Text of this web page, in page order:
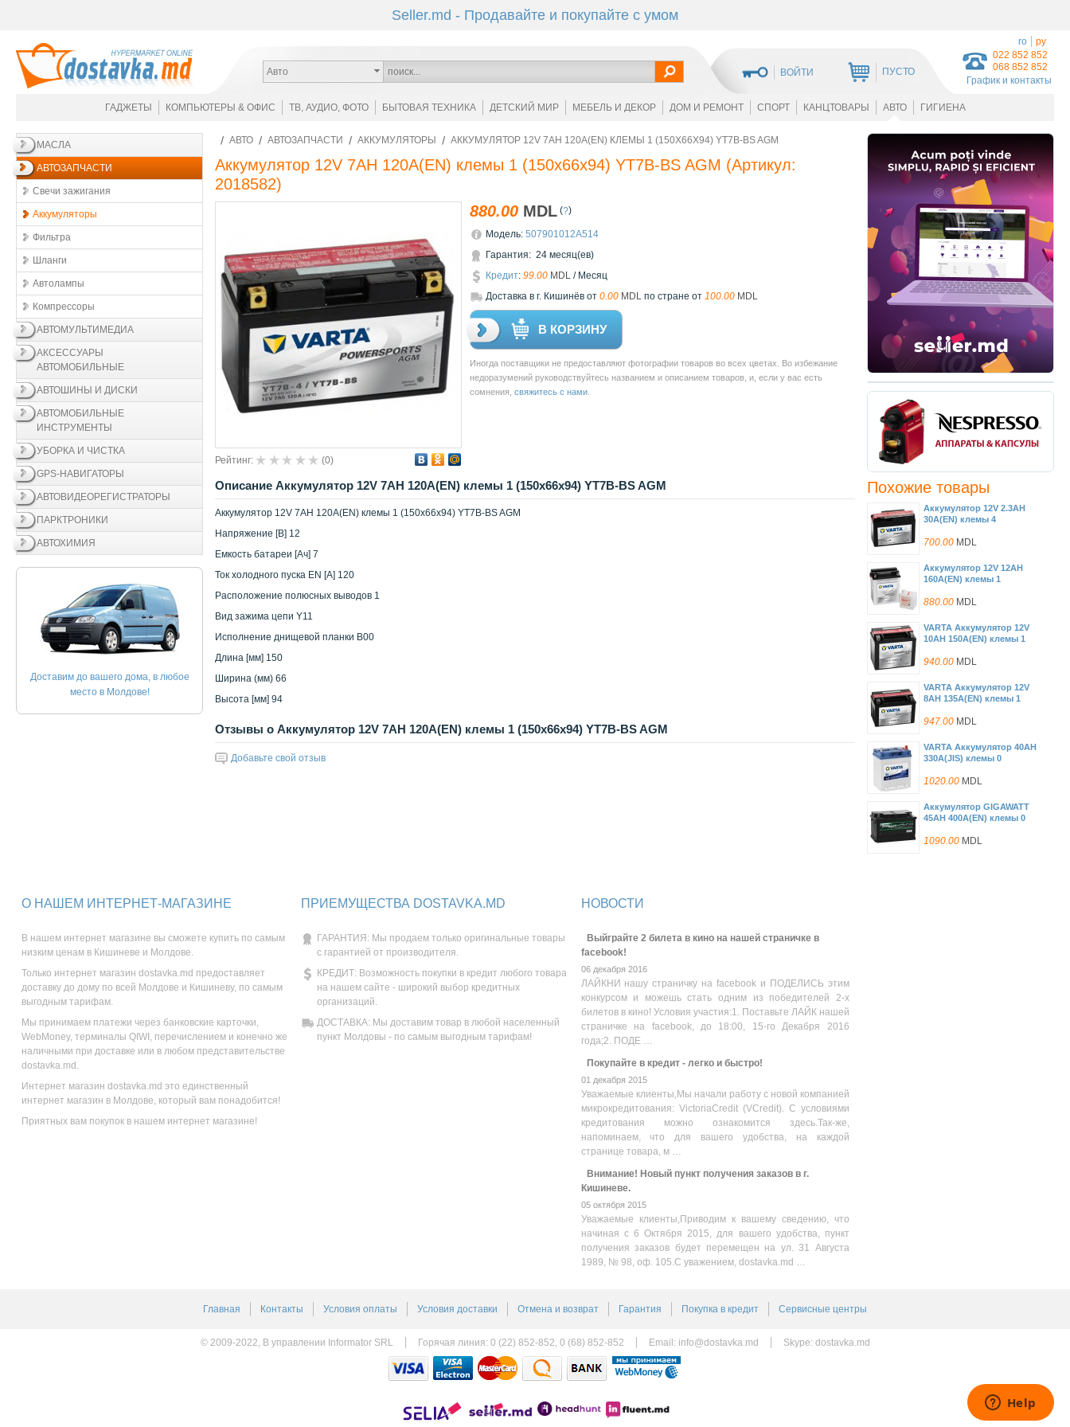
Seller.md - Продавайте и покупайте с умом
022 852 852
068 852 852
График и контакты
Авто ВОЙТИ ПУСТО
ro ру
ГАДЖЕТЫ КОМПЬЮТЕРЫ & ОФИС ТВ, АУДИО, ФОТО БЫТОВАЯ ТЕХНИКА ДЕТСКИЙ МИР МЕБЕЛЬ И ДЕКОР ДОМ И РЕМОНТ СПОРТ КАНЦТОВАРЫ АВТО ГИГИЕНА
МАСЛА
АВТОЗАПЧАСТИ
Свечи зажигания
Аккумуляторы
Фильтра
Шланги
Автолампы
Компрессоры
АВТОМУЛЬТИМЕДИА
АКСЕССУАРЫ
АВТОМОБИЛЬНЫЕ
АВТОШИНЫ И ДИСКИ
АВТОМОБИЛЬНЫЕ
ИНСТРУМЕНТЫ
УБОРКА И ЧИСТКА
GPS-НАВИГАТОРЫ
АВТОВИДЕОРЕГИСТРАТОРЫ
ПАРКТРОНИКИ
АВТОХИМИЯ
Доставим до вашего дома, в любое
место в Молдове!
Похожие товары
Аккумулятор 12V 2.3AH
30A(EN) клемы 4
700.00 MDL
Аккумулятор 12V 12AH
160A(EN) клемы 1
(12N12A-4A-1)
880.00 MDL
VARTA Аккумулятор 12V
10AH 150A(EN) клемы 1
AGM
940.00 MDL
VARTA Аккумулятор 12V
8AH 135A(EN) клемы 1
947.00 MDL
VARTA Аккумулятор 40AH
330A(JIS) клемы 0
тонкая клема
1020.00 MDL
Аккумулятор GIGAWATT
45AH 400A(EN) клемы 0
1090.00 MDL
АВТО АВТОЗАПЧАСТИ АККУМУЛЯТОРЫ АККУМУЛЯТОР 12V 7AH 120A(EN) КЛЕМЫ 1 (150X66X94) YT7B-BS AGM
Аккумулятор 12V 7AH 120A(EN) клемы 1 (150x66x94) YT7B-BS AGM (Артикул:
2018582)
Рейтинг: (0)
880.00 MDL (?)
Модель: 507901012A514
Гарантия: 24 месяц(ев)
Кредит: 99.00 MDL / Месяц
Доставкa в г. Кишинёв от 0.00 MDL по стране от 100.00 MDL
В КОРЗИНУ
Иногда поставщики не предоставляют фотографии товаров во всех цветах. Во избежание
недоразумений руководствуйтесь названием и описанием товаров, и, если у вас есть
сомнения, свяжитесь с нами
Описание Аккумулятор 12V 7AH 120A(EN) клемы 1 (150x66x94) YT7B-BS AGM
Аккумулятор 12V 7AH 120A(EN) клемы 1 (150x66x94) YT7B-BS AGM
Напряжение [В] 12
Емкость батареи [Ач] 7
Ток холодного пуска EN [A] 120
Расположение полюсных выводов 1
Вид зажима цепи Y11
Исполнение днищевой планки B00
Длина [мм] 150
Ширина (мм) 66
Высота [мм] 94
Отзывы о Аккумулятор 12V 7AH 120A(EN) клемы 1 (150x66x94) YT7B-BS AGM
Добавьте свой отзыв
О НАШЕМ ИНТЕРНЕТ-МАГАЗИНЕ
В нашем интернет магазине вы сможете купить по самым
низким ценам в Кишиневе и Молдове.
Только интернет магазин dostavka.md предоставляет
доставку до дому по всей Молдове и Кишиневу, по самым
выгодным тарифам.
Мы принимаем платежи через банковские карточки,
WebMoney, терминалы QIWI, перечислением и конечно же
наличными при доставке или в любом представительстве
dostavka.md.
Интернет магазин dostavka.md это единственный
интернет магазин в Молдове, который вам понадобится!
Приятных вам покупок в нашем интернет магазине!
ПРИЕМУЩЕСТВА DOSTAVKA.MD
ГАРАНТИЯ: Мы продаем только оригинальные товары
с гарантией от производителя.
КРЕДИТ: Возможность покупки в кредит любого товара
на нашем сайте - широкий выбор кредитных
организаций.
ДОСТАВКА: Мы доставим товар в любой населенный
пункт Молдовы - по самым выгодным тарифам!
НОВОСТИ
Выйграйте 2 билета в кино на нашей страничке в
facebook!
06 декабря 2016
ЛАЙКНИ нашу страничку на facebook и ПОДЕЛИСЬ этим
конкурсом и можешь стать одним из победителей 2-х
билетов в кино! Условия участия:1. Поставьте ЛАЙК нашей
страничке на facebook, до 18:00, 15-го Декабря 2016
года;2. ПОДЕ …
Покупайте в кредит - легко и быстро!
01 декабря 2015
Уважаемые клиенты,Мы начали работу с новой компанией
микрокредитования: VictoriaCredit (VCredit). С условиями
кредитования можно ознакомится здесь.Так-же,
напоминаем, что для вашего удобства, на каждой
странице товара, м …
Внимание! Новый пункт получения заказов в г.
Кишиневе.
05 октября 2015
Уважаемые клиенты,Приводим к вашему сведению, что
начиная с 6 Октября 2015, для вашего удобства, пункт
получения заказов будет перемещен на ул. 31 Августа
1989, № 98, оф. 105.С уважением, dostavka.md …
Главная Контакты Условия оплаты Условия доставки Отмена и возврат Гарантия Покупка в кредит Сервисные центры
© 2009-2022, В управлении Informator SRL Горячая линия: 0 (22) 852-852, 0 (68) 852-852 Email: info@dostavka.md Skype: dostavka.md